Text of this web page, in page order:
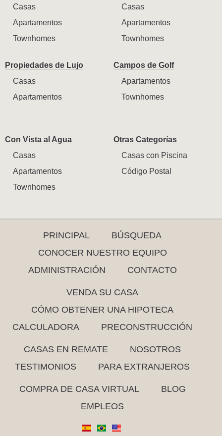
Casas
Apartamentos
Townhomes
Casas
Apartamentos
Townhomes
Propiedades de Lujo
Casas
Apartamentos
Campos de Golf
Apartamentos
Townhomes
Con Vista al Agua
Casas
Apartamentos
Townhomes
Otras Categorías
Casas con Piscina
Código Postal
PRINCIPAL
BÚSQUEDA
CONOCER NUESTRO EQUIPO
ADMINISTRACIÓN
CONTACTO
VENDA SU CASA
CÓMO OBTENER UNA HIPOTECA
CALCULADORA
PRECONSTRUCCIÓN
CASAS EN REMATE
NOSOTROS
TESTIMONIOS
PARA EXTRANJEROS
COMPRA DE CASA VIRTUAL
BLOG
EMPLEOS